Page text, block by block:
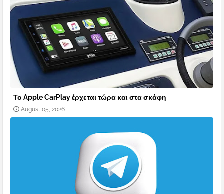
Το Apple CarPlay έρχεται τώρα και στα σκάφη
August 05, 2026